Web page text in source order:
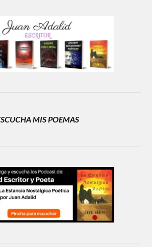
MIS POEMAS